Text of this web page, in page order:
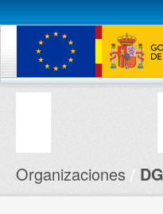
Conjuntos de datos
Organizaciones